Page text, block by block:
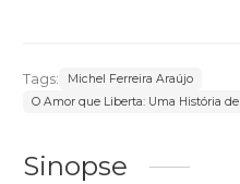
Tags:
Michel Ferreira Araújo
O Amor que Liberta: Uma História
Sinopse